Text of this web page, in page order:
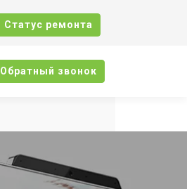
Cтатус ремонта
Oбратный звонок